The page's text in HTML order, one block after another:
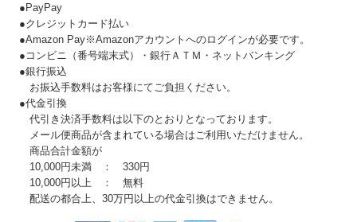
●PayPay
●クレジットカード払い
●Amazon Pay※Amazonアカウントへのログインが必要です。
●コンビニ（番号端末式）・銀行ＡＴＭ・ネットバンキング
●銀行振込
お振込手数料はお客様にてご負担ください。
●代金引換
代引き決済手数料は以下のとおりとなっております。
メール便商品が含まれている場合はご利用いただけません。
商品合計金額が
10,000円未満 ： 330円
10,000円以上 ： 無料
配送の都合上、30万円以上の代金引換はできません。